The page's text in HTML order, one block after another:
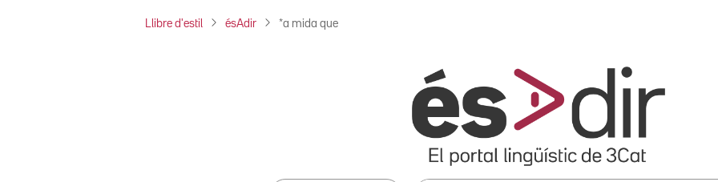
Llibre d'estil ésAdir *a mida que